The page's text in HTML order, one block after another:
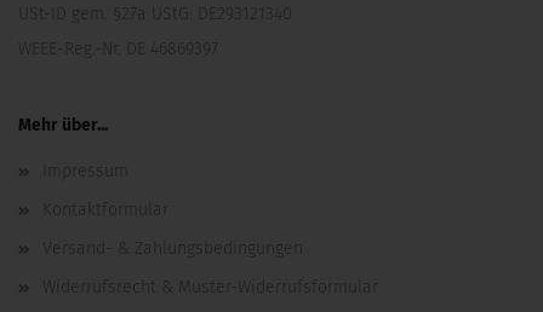
USt-ID gem. §27a UStG: DE293121340
WEEE-Reg.-Nr. DE 46869397
Mehr über...
Impressum
Kontaktformular
Versand- & Zahlungsbedingungen
Widerrufsrecht & Muster-Widerrufsformular